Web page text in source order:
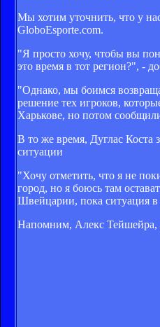
Мы хотим уточнить, что у
GloboEsporte.com.
"Я просто хочу, чтобы вы
это время в тот регион?", -
"Однако, мы боимся
решение тех игроков,
Харькове, но потом
В то же время, Дуглас Коста
ситуации
"Хочу отметить, что я не
город, но я боюсь там
Швейцарии, пока ситуация в
Напомним, Алекс Тейшейра,